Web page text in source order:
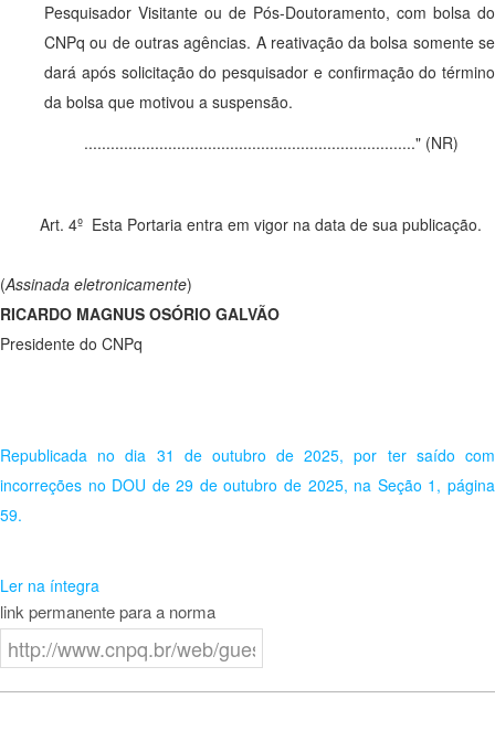
Pesquisador Visitante ou de Pós-Doutoramento, com bolsa do
CNPq ou de outras agências. A reativação da bolsa somente se
dará após solicitação do pesquisador e confirmação do término
da bolsa que motivou a suspensão.
..........................................................................." (NR)
Art. 4º Esta Portaria entra em vigor na data de sua publicação.
(Assinada eletronicamente)
RICARDO MAGNUS OSÓRIO GALVÃO
Presidente do CNPq
Republicada no dia 31 de outubro de 2025, por ter saído com
incorreções no DOU de 29 de outubro de 2025, na Seção 1, página
59.
Ler na íntegra
link permanente para a norma